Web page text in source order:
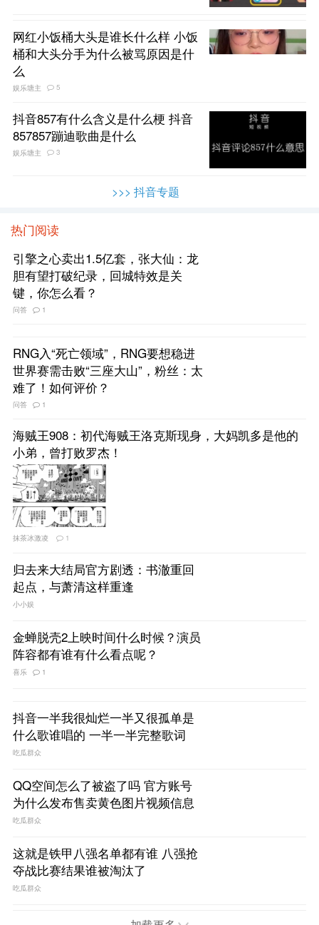
网红小饭桶大头是谁长什么样 小饭
桶和大头分手为什么被骂原因是什
么
娱乐塘主 5
抖音857有什么含义是什么梗 抖音
857857蹦迪歌曲是什么
娱乐塘主 3
>>> 抖音专题
热门阅读
引擎之心卖出1.5亿套，张大仙：龙
胆有望打破纪录，回城特效是关
键，你怎么看？
问答 1
RNG入“死亡领域”，RNG要想稳进
世界赛需击败“三座大山”，粉丝：太
难了！如何评价？
问答 1
海贼王908：初代海贼王洛克斯现身，大妈凯多是他的
小弟，曾打败罗杰！
抹茶冰激凌 1
归去来大结局官方剧透：书澈重回
起点，与萧清这样重逢
小小娱
金蝉脱壳2上映时间什么时候？演员
阵容都有谁有什么看点呢？
喜乐 1
抖音一半我很灿烂一半又很孤单是
什么歌谁唱的 一半一半完整歌词
QQ空间怎么了被盗了吗 官方账号
为什么发布售卖黄色图片视频信息
这就是铁甲八强名单都有谁 八强抢
夺战比赛结果谁被淘汰了
加载更多